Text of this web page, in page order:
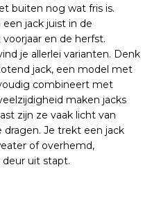
buiten nog wat fris is.
jack juist in de
en de herfst.
je allerlei varianten. Denk
jack, een model met
combineert met
maken jacks
zijn ze vaak licht van
Je trekt een jack
of overhemd,
deur uit stapt.